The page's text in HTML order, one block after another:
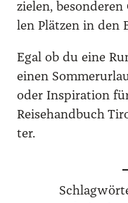
zie­len,
len Plät­zen in den
Egal ob du eine
einen
oder Inspi­ra­ti­on
Rei­se­hand­buch
ter.